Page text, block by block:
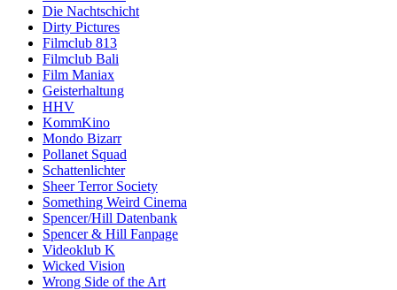
Die Nachtschicht
Dirty Pictures
Filmclub 813
Filmclub Bali
Film Maniax
Geisterhaltung
HHV
KommKino
Mondo Bizarr
Pollanet Squad
Schattenlichter
Sheer Terror Society
Something Weird Cinema
Spencer/Hill Datenbank
Spencer & Hill Fanpage
Videoklub K
Wicked Vision
Wrong Side of the Art